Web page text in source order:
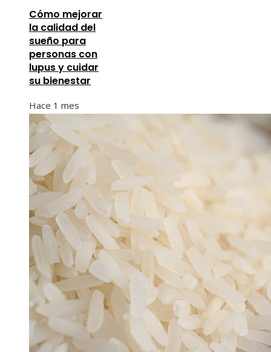
Cómo mejorar
la calidad del
sueño para
personas con
lupus y cuidar
su bienestar
Hace 1 mes